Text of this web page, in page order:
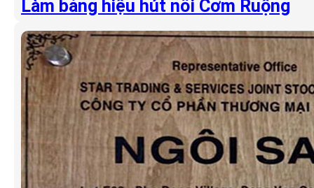
Làm bảng hiệu hút nổi Cơm Ruộng